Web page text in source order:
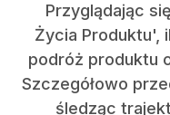
Przyglądając
Życia Produktu',
podróż produktu
Szczegółowo
śledząc